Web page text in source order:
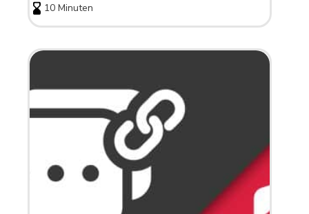
10 Minuten